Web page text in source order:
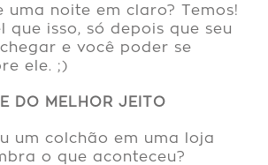
uma noite em claro? Temos!
que isso, só depois que seu
e você poder se
ele. ;)
DO MELHOR JEITO
um colchão em uma loja
o que aconteceu?